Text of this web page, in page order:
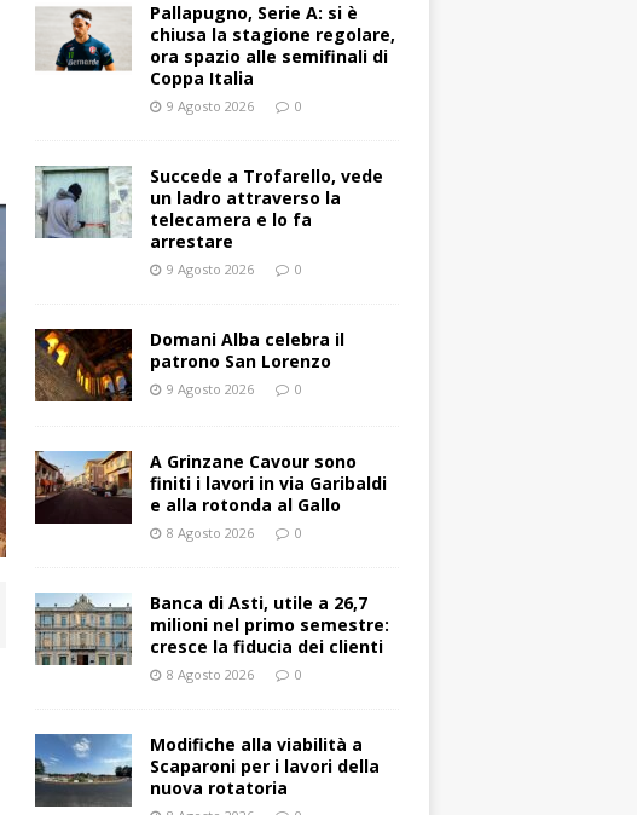
Pallapugno, Serie A: si è
chiusa la stagione regolare,
ora spazio alle semifinali di
Coppa Italia
9 Agosto 2026 0
Succede a Trofarello, vede
un ladro attraverso la
telecamera e lo fa
arrestare
9 Agosto 2026 0
Domani Alba celebra il
patrono San Lorenzo
9 Agosto 2026 0
A Grinzane Cavour sono
finiti i lavori in via Garibaldi
e alla rotonda al Gallo
8 Agosto 2026 0
Banca di Asti, utile a 26,7
milioni nel primo semestre:
cresce la fiducia dei clienti
8 Agosto 2026 0
Modifiche alla viabilità a
Scaparoni per i lavori della
nuova rotatoria